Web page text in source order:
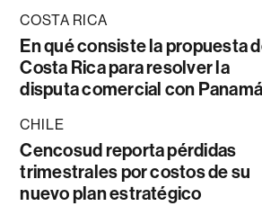
COSTA RICA
En qué consiste la propuesta
Costa Rica para resolver la
disputa comercial con Panamá
CHILE
Cencosud reporta pérdidas
trimestrales por costos de su
nuevo plan estratégico